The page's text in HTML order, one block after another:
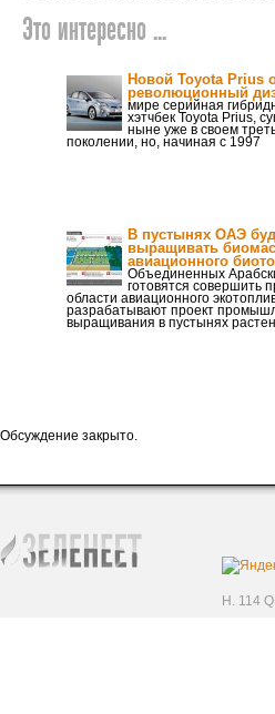
Это интересно ...
Новой Toyota Prius
революционный
мире серийная
хэтчбек Toyota Prius,
ныне уже в своем
поколении, но, начиная с 1997
В пустынях ОАЭ
выращивать
авиационного
Объединенных
готовятся совершить
области авиационного
разрабатывают проект
выращивания в пустынях
Обсуждение закрыто.
H. 114